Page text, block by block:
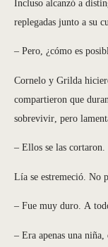
Incluso alcanzó a
replegadas junto a su
– Pero, ¿cómo es
Cornelo y Grilda
compartieron que
sobrevivir, pero
– Ellos se las cortaron.
Lía se estremeció. No
– Fue muy duro. A
– Era apenas una